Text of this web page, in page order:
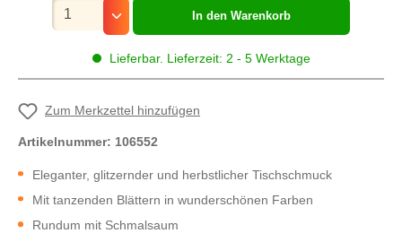
Lieferbar. Lieferzeit: 2 - 5 Werktage
Mengenauswahl
In den Warenkorb
Zum Merkzettel hinzufügen
Artikelnummer: 106552
Eleganter, glitzernder und herbstlicher Tischschmuck
Mit tanzenden Blättern in wunderschönen Farben
Rundum mit Schmalsaum